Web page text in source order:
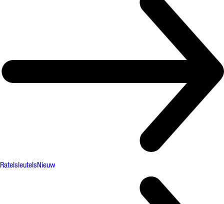
RatelsleutelsNieuw